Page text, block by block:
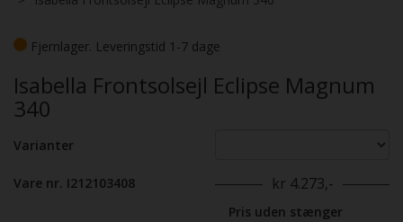
Fjernlager. Leveringstid 1-7 dage
Isabella Frontsolsejl Eclipse Magnum
340
Varianter
Vare nr. I212103408 kr 4.273,-
Pris uden stænger